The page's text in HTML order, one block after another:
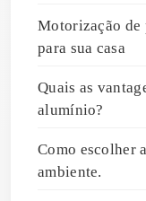
Motorização de
para sua casa
Quais as
alumínio?
Como escolher
ambiente.